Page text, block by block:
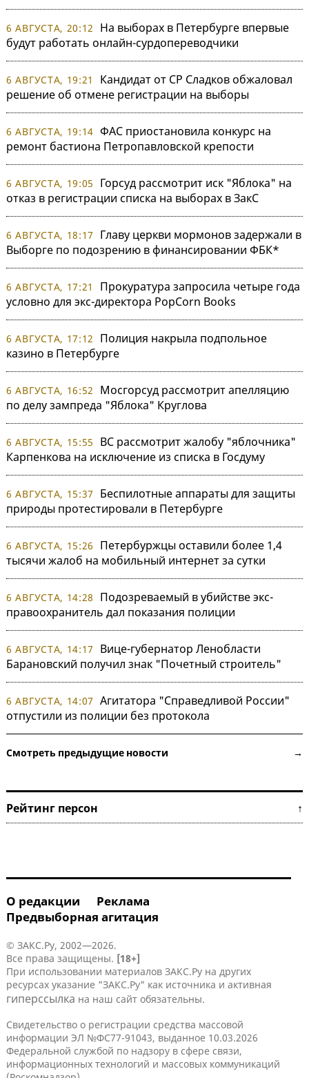
6 АВГУСТА, 20:12
На выборах в Петербурге впервые
будут работать онлайн-сурдопереводчики
6 АВГУСТА, 19:21
Кандидат от СР Сладков обжаловал
решение об отмене регистрации на выборы
6 АВГУСТА, 19:14 ФАС приостановила конкурс на
ремонт бастиона Петропавловской крепости
6 АВГУСТА, 19:05
Горсуд рассмотрит иск "Яблока" на
отказ в регистрации списка на выборах в ЗакС
6 АВГУСТА, 18:17
Главу церкви мормонов задержали в
Выборге по подозрению в финансировании ФБК*
6 АВГУСТА, 17:21
Прокуратура запросила четыре года
условно для экс-директора PopCorn Books
6 АВГУСТА, 17:12
Полиция накрыла подпольное
казино в Петербурге
6 АВГУСТА, 16:52
Мосгорсуд рассмотрит апелляцию
по делу зампреда "Яблока" Круглова
6 АВГУСТА, 15:55
ВС рассмотрит жалобу "яблочника"
Карпенкова на исключение из списка в Госдуму
6 АВГУСТА, 15:37
Беспилотные аппараты для защиты
природы протестировали в Петербурге
6 АВГУСТА, 15:26
Петербуржцы оставили более 1,4
тысячи жалоб на мобильный интернет за сутки
6 АВГУСТА, 14:28
Подозреваемый в убийстве экс-
правоохранитель дал показания полиции
6 АВГУСТА, 14:17
Вице-губернатор Ленобласти
Барановский получил знак "Почетный строитель"
6 АВГУСТА, 14:07 Агитатора "Справедливой России"
отпустили из полиции без протокола
Смотреть предыдущие новости →
Рейтинг персон ↑
О редакции
Реклама
Предвыборная агитация
© ЗАКС.Ру, 2002—2026.
Все права защищены. [18+]
При использовании материалов ЗАКС.Ру на других
ресурсах указание "ЗАКС.Ру" как источника и активная
гиперссылка на наш сайт обязательны.
Свидетельство о регистрации средства массовой
информации ЭЛ №ФС77-91043, выданное 10.03.2026
Федеральной службой по надзору в сфере связи,
информационных технологий и массовых коммуникаций